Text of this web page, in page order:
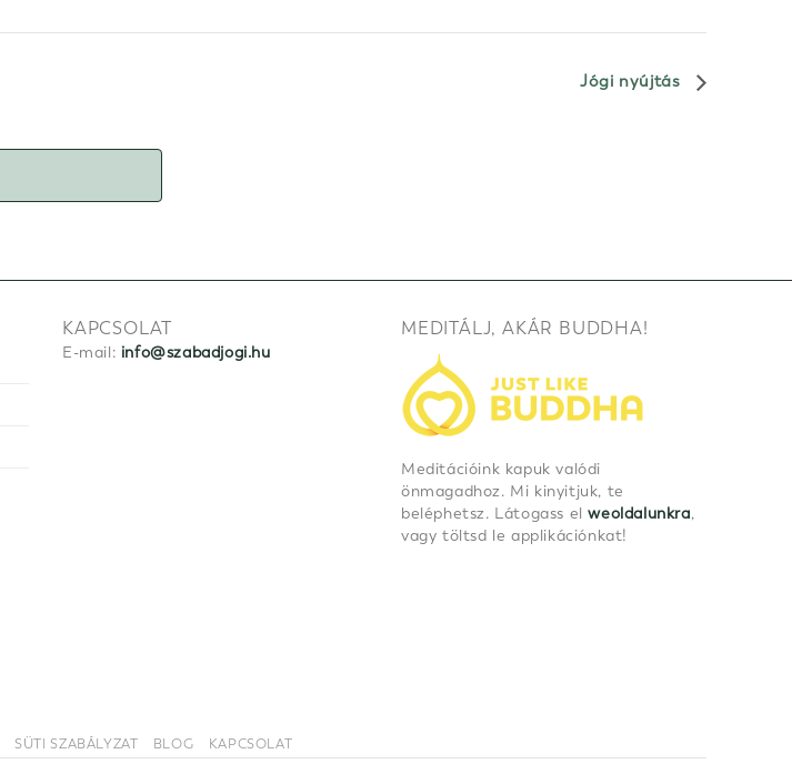
Jógi nyújtás
KAPCSOLAT
E-mail: info@szabadjogi.hu
MEDITÁLJ, AKÁR BUDDHA!
Meditációink kapuk valódi
önmagadhoz. Mi kinyitjuk, te
beléphetsz. Látogass elweoldalunkra,
vagy töltsd le applikációnkat!
SÜTI SZABÁLYZAT BLOG KAPCSOLAT